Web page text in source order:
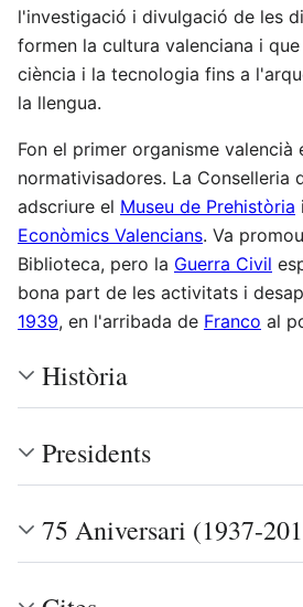
l'investigació i divulgació de les
formen la cultura valenciana i
ciència i la tecnologia fins a
la llengua.
Fon el primer organisme valencià
normativisadores. La Conselleria
adscriure el Museu de Prehistòria
Econòmics Valencians. Va
Biblioteca, pero la Guerra Civil
bona part de les activitats i
1939, en l'arribada de Franco al
Història
Presidents
75 Aniversari (1937-